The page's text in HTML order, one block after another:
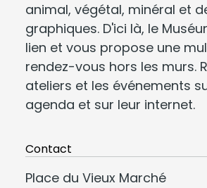
animal, végétal, minéral et
graphiques. D'ici là, le
lien et vous propose une
rendez-vous hors les murs.
ateliers et les événements
agenda et sur leur internet.
Contact
Place du Vieux Marché